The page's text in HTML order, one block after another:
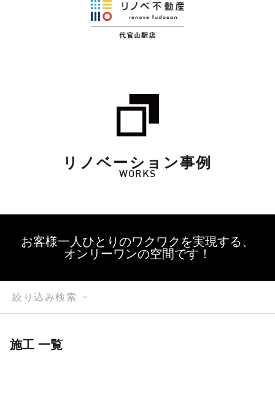
リノベーション事例
WORKS
お客様一人ひとりのワクワクを実現する、
オンリーワンの空間です！
絞り込み検索
施工 一覧